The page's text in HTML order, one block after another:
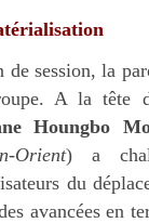
de session, la
A la tête
Houngbo
Orient) a
du
avancées en